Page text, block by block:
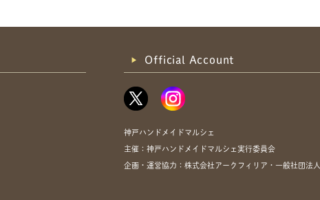
Official Account
神戸ハンドメイドマルシェ
主催：神戸ハンドメイドマルシェ実行委員会
企画・運営協力：株式会社アークフィリア・一般社団法